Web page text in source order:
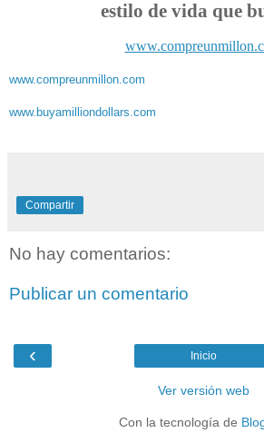
estilo de vida que
www.compreunmillon.com
www.buyamilliondollars.com
Compartir
No hay comentarios:
Publicar un comentario
‹ Inicio
Ver versión web
Con la tecnología de